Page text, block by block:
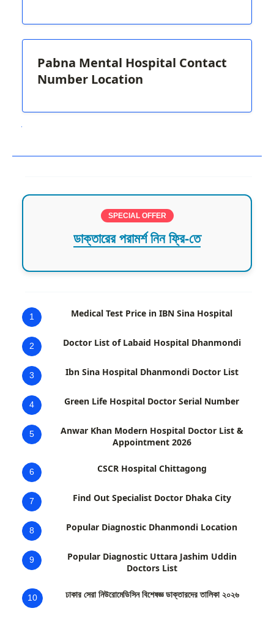
Pabna Mental Hospital Contact
Number Location
SPECIAL OFFER
ডাক্তারের পরামর্শ নিন ফ্রি-তে
1 Medical Test Price in IBN Sina Hospital
2 Doctor List of Labaid Hospital Dhanmondi
3 Ibn Sina Hospital Dhanmondi Doctor List
4 Green Life Hospital Doctor Serial Number
5
Anwar Khan Modern Hospital Doctor List &
Appointment 2026
6 CSCR Hospital Chittagong
7 Find Out Specialist Doctor Dhaka City
8 Popular Diagnostic Dhanmondi Location
9
Popular Diagnostic Uttara Jashim Uddin
Doctors List
10 ঢাকার সেরা নিউরোমেডিসিন বিশেষজ্ঞ ডাক্তারদের তালিকা ২০২৬